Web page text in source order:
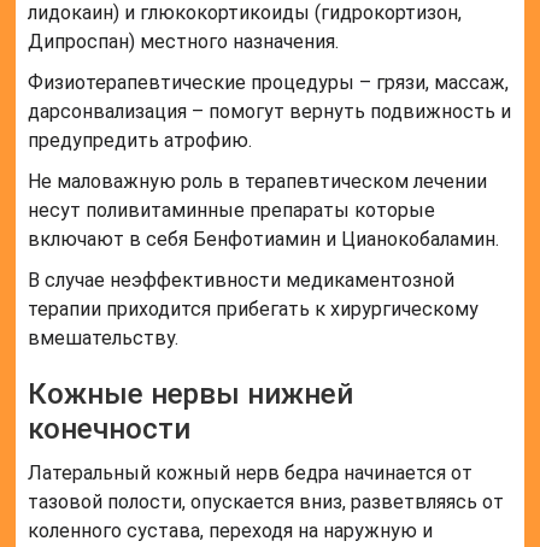
лидокаин) и глюкокортикоиды (гидрокортизон,
Дипроспан) местного назначения.
Физиотерапевтические процедуры – грязи, массаж,
дарсонвализация – помогут вернуть подвижность и
предупредить атрофию.
Не маловажную роль в терапевтическом лечении
несут поливитаминные препараты которые
включают в себя Бенфотиамин и Цианокобаламин.
В случае неэффективности медикаментозной
терапии приходится прибегать к хирургическому
вмешательству.
Кожные нервы нижней
конечности
Латеральный кожный нерв бедра начинается от
тазовой полости, опускается вниз, разветвляясь от
коленного сустава, переходя на наружную и